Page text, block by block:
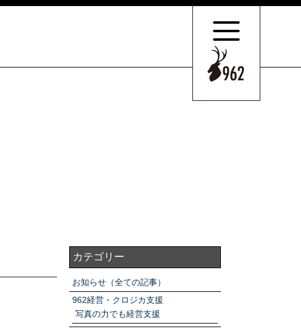
カテゴリー
お知らせ（全ての記事）
962経営・クロジカ支援
写真の力でも経営支援
アクセスマップ
お電話・